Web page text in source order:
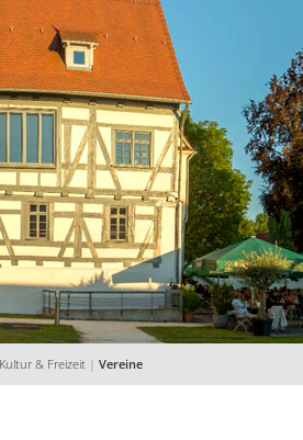
Kultur & Freizeit | Vereine